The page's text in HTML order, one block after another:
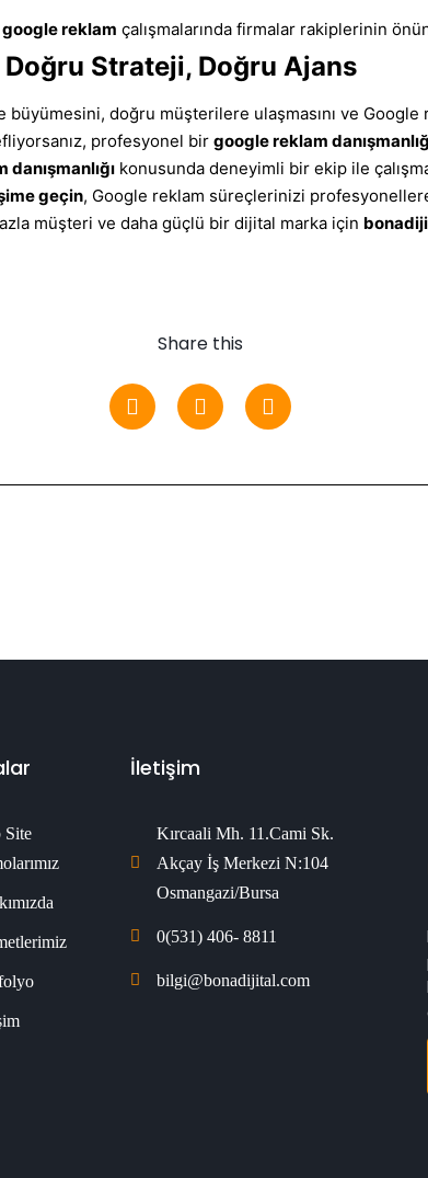
reklam çalışmalarında firmalar rakiplerinin
Strateji, Doğru Ajans
büyümesini, doğru müşterilere ulaşmasını ve Google
profesyonel bir google reklam
konusunda deneyimli bir ekip ile
geçin, Google reklam süreçlerinizi
müşteri ve daha güçlü bir dijital marka için
Share this
Site
İletişim
Kırcaali Mh. 11.Cami Sk.
Akçay İş Merkezi N:104
Osmangazi/Bursa
0(531) 406- 8811
bilgi@bonadijital.com